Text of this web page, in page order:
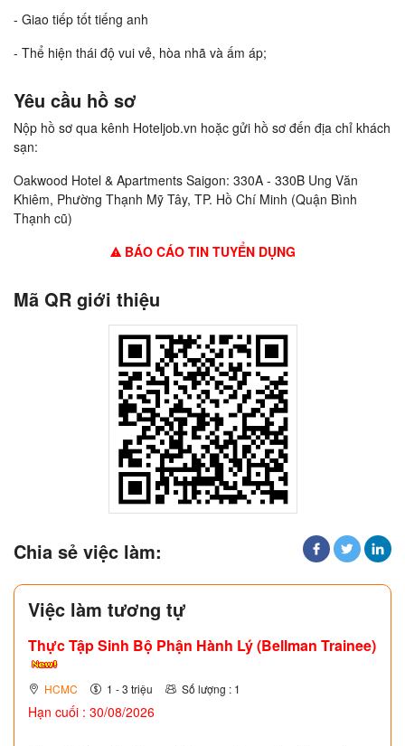
- Giao tiếp tốt tiếng anh
- Thể hiện thái độ vui vẻ, hòa nhã và ấm áp;
Yêu cầu hồ sơ
Nộp hồ sơ qua kênh Hoteljob.vn hoặc gửi hồ sơ đến địa chỉ khách
sạn:
Oakwood Hotel & Apartments Saigon: 330A - 330B Ung Văn
Khiêm, Phường Thạnh Mỹ Tây, TP. Hồ Chí Minh (Quận Bình
Thạnh cũ)
BÁO CÁO TIN TUYỂN DỤNG
Mã QR giới thiệu
Chia sẻ việc làm:
Việc làm tương tự
Thực Tập Sinh Bộ Phận Hành Lý (Bellman Trainee)
HCMC 1 - 3 triệu Số lượng : 1
Hạn cuối : 30/08/2026